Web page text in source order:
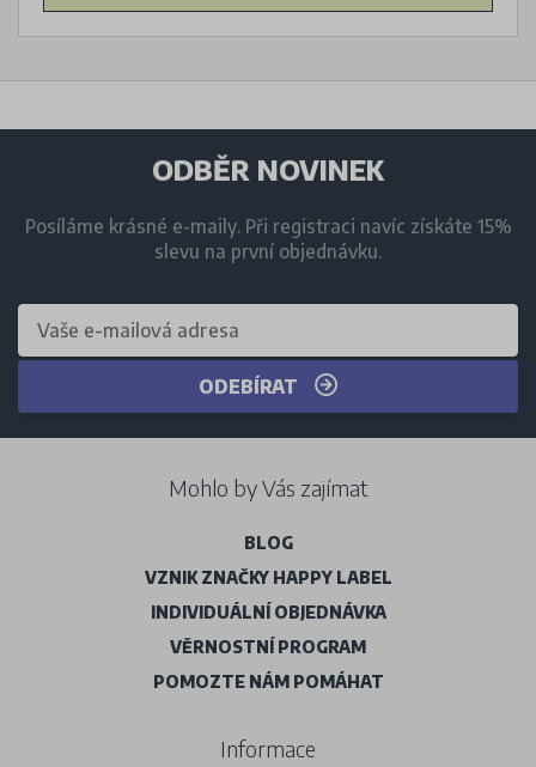
ODBĚR NOVINEK
Posíláme krásné e-maily. Při registraci navíc získáte 15%
slevu na první objednávku.
ODEBÍRAT
Mohlo by Vás zajímat
BLOG
VZNIK ZNAČKY HAPPY LABEL
INDIVIDUÁLNÍ OBJEDNÁVKA
VĚRNOSTNÍ PROGRAM
POMOZTE NÁM POMÁHAT
Informace